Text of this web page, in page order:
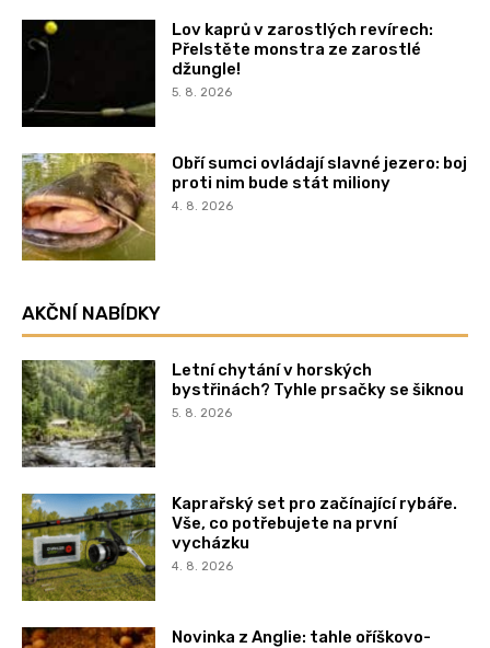
Lov kaprů v zarostlých revírech:
Přelstěte monstra ze zarostlé
džungle!
5. 8. 2026
Obří sumci ovládají slavné jezero: boj
proti nim bude stát miliony
4. 8. 2026
AKČNÍ NABÍDKY
Letní chytání v horských
bystřinách? Tyhle prsačky se šiknou
5. 8. 2026
Kaprařský set pro začínající rybáře.
Vše, co potřebujete na první
vycházku
4. 8. 2026
Novinka z Anglie: tahle oříškovo-